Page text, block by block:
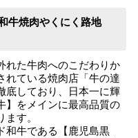
牛焼肉やくにく路地
れた牛肉へのこだわりか
れている焼肉店「牛の達
底しており、日本一に輝
】をメインに最高品質の
す。
和牛である【鹿児島黒